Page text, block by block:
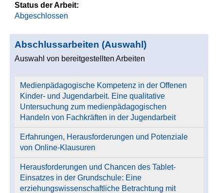
Status der Arbeit:
Abgeschlossen
Abschlussarbeiten (Auswahl)
Auswahl von bereitgestellten Arbeiten
Medienpädagogische Kompetenz in der Offenen
Kinder- und Jugendarbeit. Eine qualitative
Untersuchung zum medienpädagogischen
Handeln von Fachkräften in der Jugendarbeit
Erfahrungen, Herausforderungen und Potenziale
von Online-Klausuren
Herausforderungen und Chancen des Tablet-
Einsatzes in der Grundschule: Eine
erziehungswissenschaftliche Betrachtung mit